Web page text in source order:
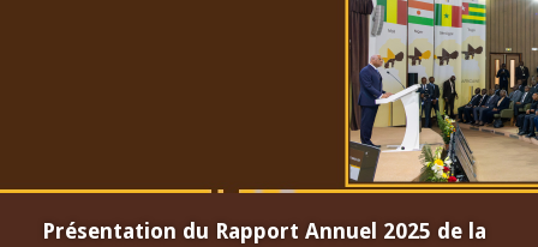
Présentation du Rapport Annuel 2025 de la